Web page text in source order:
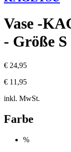
Vase -
- Größe S
€ 24,95
€ 11,95
inkl. MwSt.
Farbe
%